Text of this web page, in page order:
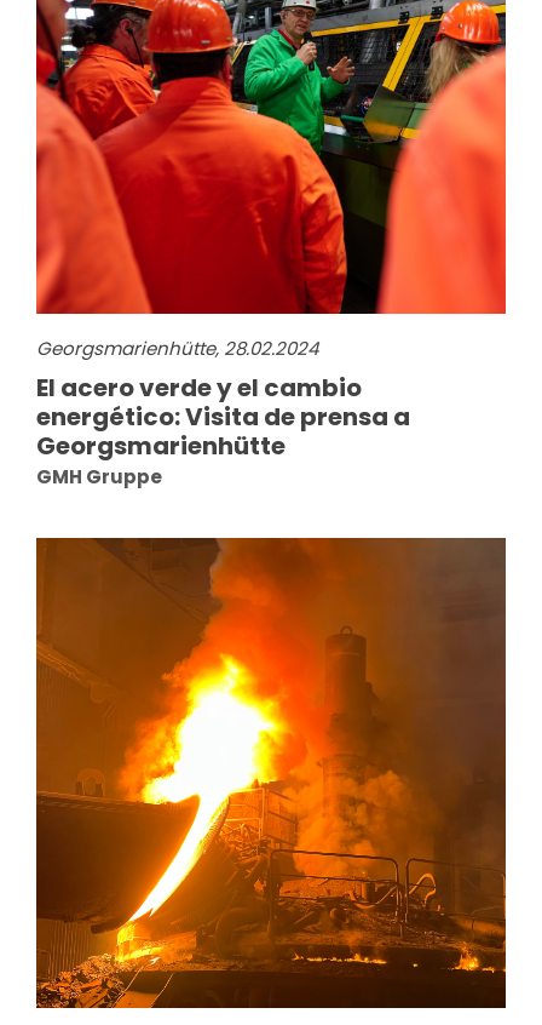
Georgsmarienhütte, 28.02.2024
El acero verde y el cambio
energético: Visita de prensa a
Georgsmarienhütte
GMH Gruppe